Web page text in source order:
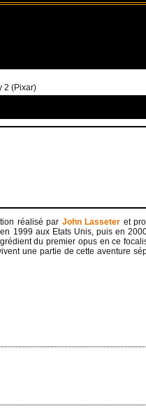
2 (Pixar)
réalisé par John Lasseter et
1999 aux Etats Unis, puis en
du premier opus en ce
une partie de cette aventure